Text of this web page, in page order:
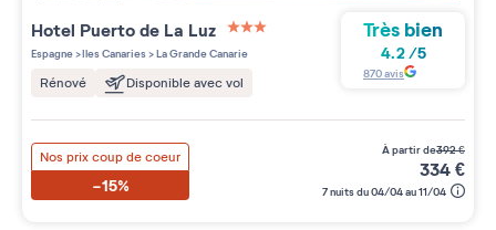
Hotel Puerto de La Luz
3 étoiles sur 5
Espagne>Iles Canaries>La Grande Canarie
Rénové Disponible avec vol
Très bien
4.2/5
870avis
Nos prix coup de coeur
-15%
à partir de392€
334€
7 nuits du 04/04 au 11/04